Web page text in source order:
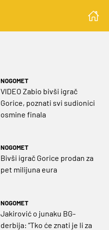
NOGOMET
VIDEO Zabio bivši igrač
Gorice, poznati svi sudionici
osmine finala
NOGOMET
Bivši igrač Gorice prodan za
pet milijuna eura
NOGOMET
Jakirović o junaku BG-
derbija: “Tko će znati je li za